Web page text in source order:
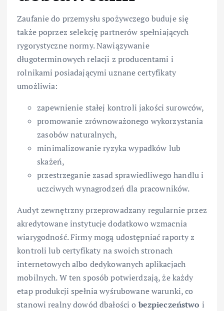
Zaufanie do przemysłu spożywczego buduje się
także poprzez selekcję partnerów spełniających
rygorystyczne normy. Nawiązywanie
długoterminowych relacji z producentami i
rolnikami posiadającymi uznane certyfikaty
umożliwia:
zapewnienie stałej kontroli jakości surowców,
promowanie zrównoważonego wykorzystania
zasobów naturalnych,
minimalizowanie ryzyka wypadków lub
skażeń,
przestrzeganie zasad sprawiedliwego handlu i
uczciwych wynagrodzeń dla pracowników.
Audyt zewnętrzny przeprowadzany regularnie przez
akredytowane instytucje dodatkowo wzmacnia
wiarygodność. Firmy mogą udostępniać raporty z
kontroli lub certyfikaty na swoich stronach
internetowych albo dedykowanych aplikacjach
mobilnych. W ten sposób potwierdzają, że każdy
etap produkcji spełnia wyśrubowane warunki, co
stanowi realny dowód dbałości o bezpieczeństwo i